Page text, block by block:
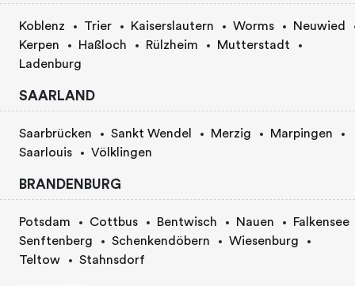
Koblenz Trier Kaiserslautern Worms
Neuwied
Kerpen
Haßloch Rülzheim
Mutterstadt
Ladenburg
SAARLAND
Saarbrücken Sankt Wendel Merzig
Marpingen
Saarlouis
Völklingen
BRANDENBURG
Potsdam Cottbus Bentwisch Nauen
Falkensee
Senftenberg
Schenkendöbern
Wiesenburg
Teltow
Stahnsdorf